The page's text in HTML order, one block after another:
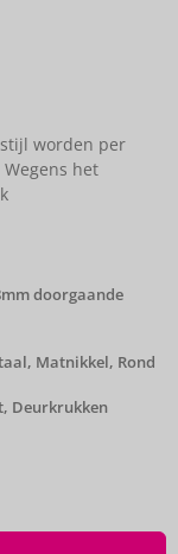
worden per
het
doorgaande
, Matnikkel, Rond
, Deurkrukken